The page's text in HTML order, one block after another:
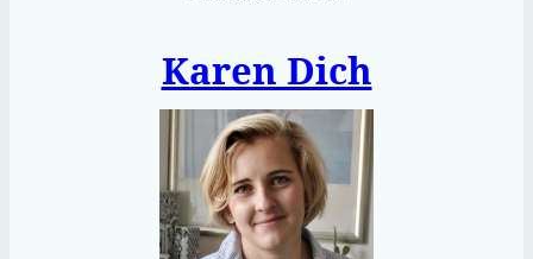
Karen Dich